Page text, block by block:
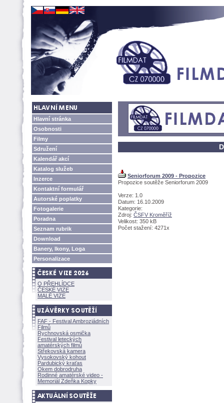
Hlavní stránka
Osobnosti
Filmy
Sdružení
Kalendář akcí
Katalog služeb
Inzerce
Kontaktní formulář
Autorské poplatky
Fotogalerie
Poradna
Seznam rubrik
Download
Banery, Ikony, Loga
Personalizace
O PŘEHLÍDCE
ČESKÉ VIZE
MALÉ VIZE
FAF - Festival Ambroziádních
Filmů
Rychnovská osmička
Festival leteckých
amatérských filmů
Střekovská kamera
Vysokovský kohout
Pardubický kraťas
Okem dobrodruha
Rodinné amatérské video -
Memoriál Zdeňka Kopky
Seniorforum 2009 - Propozice
Propozice soutěže Seniorforum 2009
Verze: 1.0
Datum: 16.10.2009
Kategorie:
Zdroj: ČSFV Kroměříž
Velikost: 350 kB
Počet stažení: 4271x